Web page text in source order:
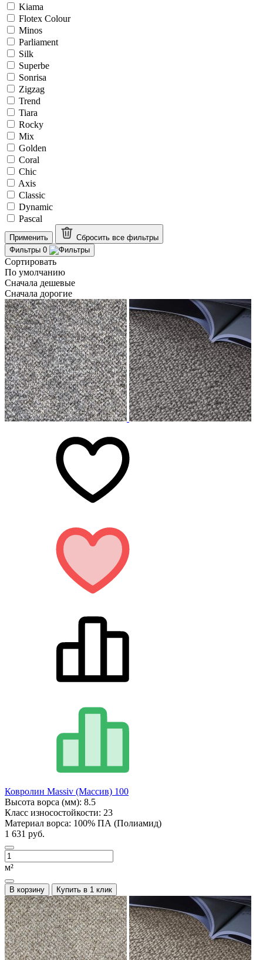
Kiama
Flotex Colour
Minos
Parliament
Silk
Superbe
Sonrisa
Zigzag
Trend
Tiara
Rocky
Mix
Golden
Coral
Chic
Axis
Classic
Dynamic
Pascal
Применить Сбросить все фильтры
Фильтры 0
Сортировать
По умолчанию
Сначала дешевые
Сначала дорогие
Ковролин Massiv (Массив) 100
Высота ворса (мм): 8.5
Класс износостойкости: 23
Материал ворса: 100% ПА (Полиамид)
1 631 руб.
м²
В корзину Купить в 1 клик